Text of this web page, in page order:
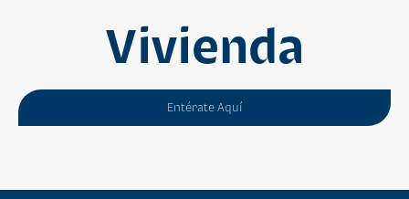
Vivienda
Entérate Aquí